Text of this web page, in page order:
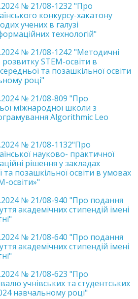
№ 21/08-1232 "Про
конкурсу-хакатону
учених в галузі
технологій"
№ 21/08-1242 "Методичні
STEM-освіти в
та позашкільної освіти
році"
№ 21/08-809 "Про
міжнародної школи з
Algorithmic Leo
№ 21/08-1132"Про
науково- практичної
рішення у закладах
та позашкільної освіти в умовах
освіти»"
№ 21/08-940 "Про подання
академічних стипендій імені
№ 21/08-640 "Про подання
академічних стипендій імені
№ 21/08-623 "Про
учнівських та студентських
навчальному році"